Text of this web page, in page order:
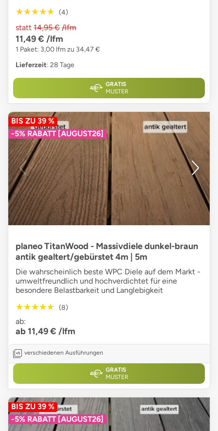
★★★★★
★★★★★ (4)
statt 14,95 € /lfm
11,49 € /lfm
1 Paket: 3,00 lfm zu 34,47 €
Lieferzeit: 28 Tage
GRATIS
MUSTER
BIS ZU 39 %
-5% RABATT [AUGUST26]
planeo TitanWood - Massivdiele dunkel-braun
antik gealtert/gebürstet 4m | 5m
Die wahrscheinlich beste WPC Diele auf dem Markt -
umweltfreundlich und hochverdichtet für eine
besondere Belastbarkeit und Langlebigkeit
★★★★★
★★★★★ (8)
ab:
ab 11,49 € /lfm
verschiedenen Ausführungen
GRATIS
MUSTER
BIS ZU 39 %
-5% RABATT [AUGUST26]